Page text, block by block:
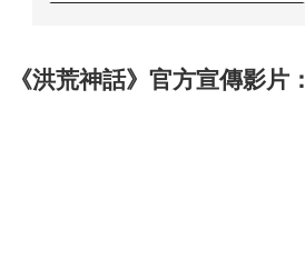
《洪荒神話》官方宣傳影片：